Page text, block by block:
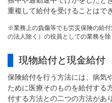
重複して給付を受けることはで
※業務上の負傷等でも労災保険の給
の法人除く）の役員としての業務を
現物給付と現金給付
保険給付を行う方法には、病気
ために医療そのものを給付する
付する方法との二つの方法があ